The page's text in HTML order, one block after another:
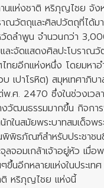
แห่งชาติ หริภุญไชย จัง
าณวัตถุและศิลปวัตถุที่ได้ม
ดลำพูน จำนวนกว่า
ละจัดแสดงศิลปะโบราณ
ไทยอีกแห่งหนึ่ง โดยมหา
เปาโรหิต) สมุหเทศาภิ
พ.ศ. 2470 ซึ่งในช่วงเวล
วัฒนธรรมมากขึ้น กิจก
กในสมัยพระบาทสมเด็จพร
พิพิธภัณฑ์สำหรับประชาชน
ลจอมเกล้าเจ้าอยู่หัว เมื่อ
นอีกหลายแห่งในประเท
หริภุญไชย แห่งนี้